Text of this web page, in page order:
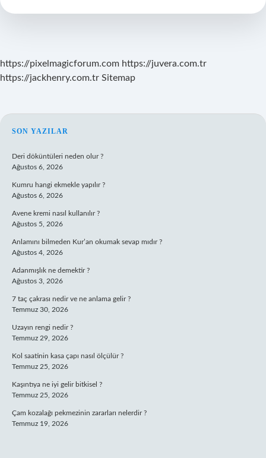
https://pixelmagicforum.com https://juvera.com.tr
https://jackhenry.com.tr Sitemap
SIDEBAR
SON YAZILAR
Deri döküntüleri neden olur ?
Ağustos 6, 2026
Kumru hangi ekmekle yapılır ?
Ağustos 6, 2026
Avene kremi nasıl kullanılır ?
Ağustos 5, 2026
Anlamını bilmeden Kur’an okumak sevap mıdır ?
Ağustos 4, 2026
Adanmışlık ne demektir ?
Ağustos 3, 2026
7 taç çakrası nedir ve ne anlama gelir ?
Temmuz 30, 2026
Uzayın rengi nedir ?
Temmuz 29, 2026
Kol saatinin kasa çapı nasıl ölçülür ?
Temmuz 25, 2026
Kaşıntıya ne iyi gelir bitkisel ?
Temmuz 25, 2026
Çam kozalağı pekmezinin zararları nelerdir ?
Temmuz 19, 2026